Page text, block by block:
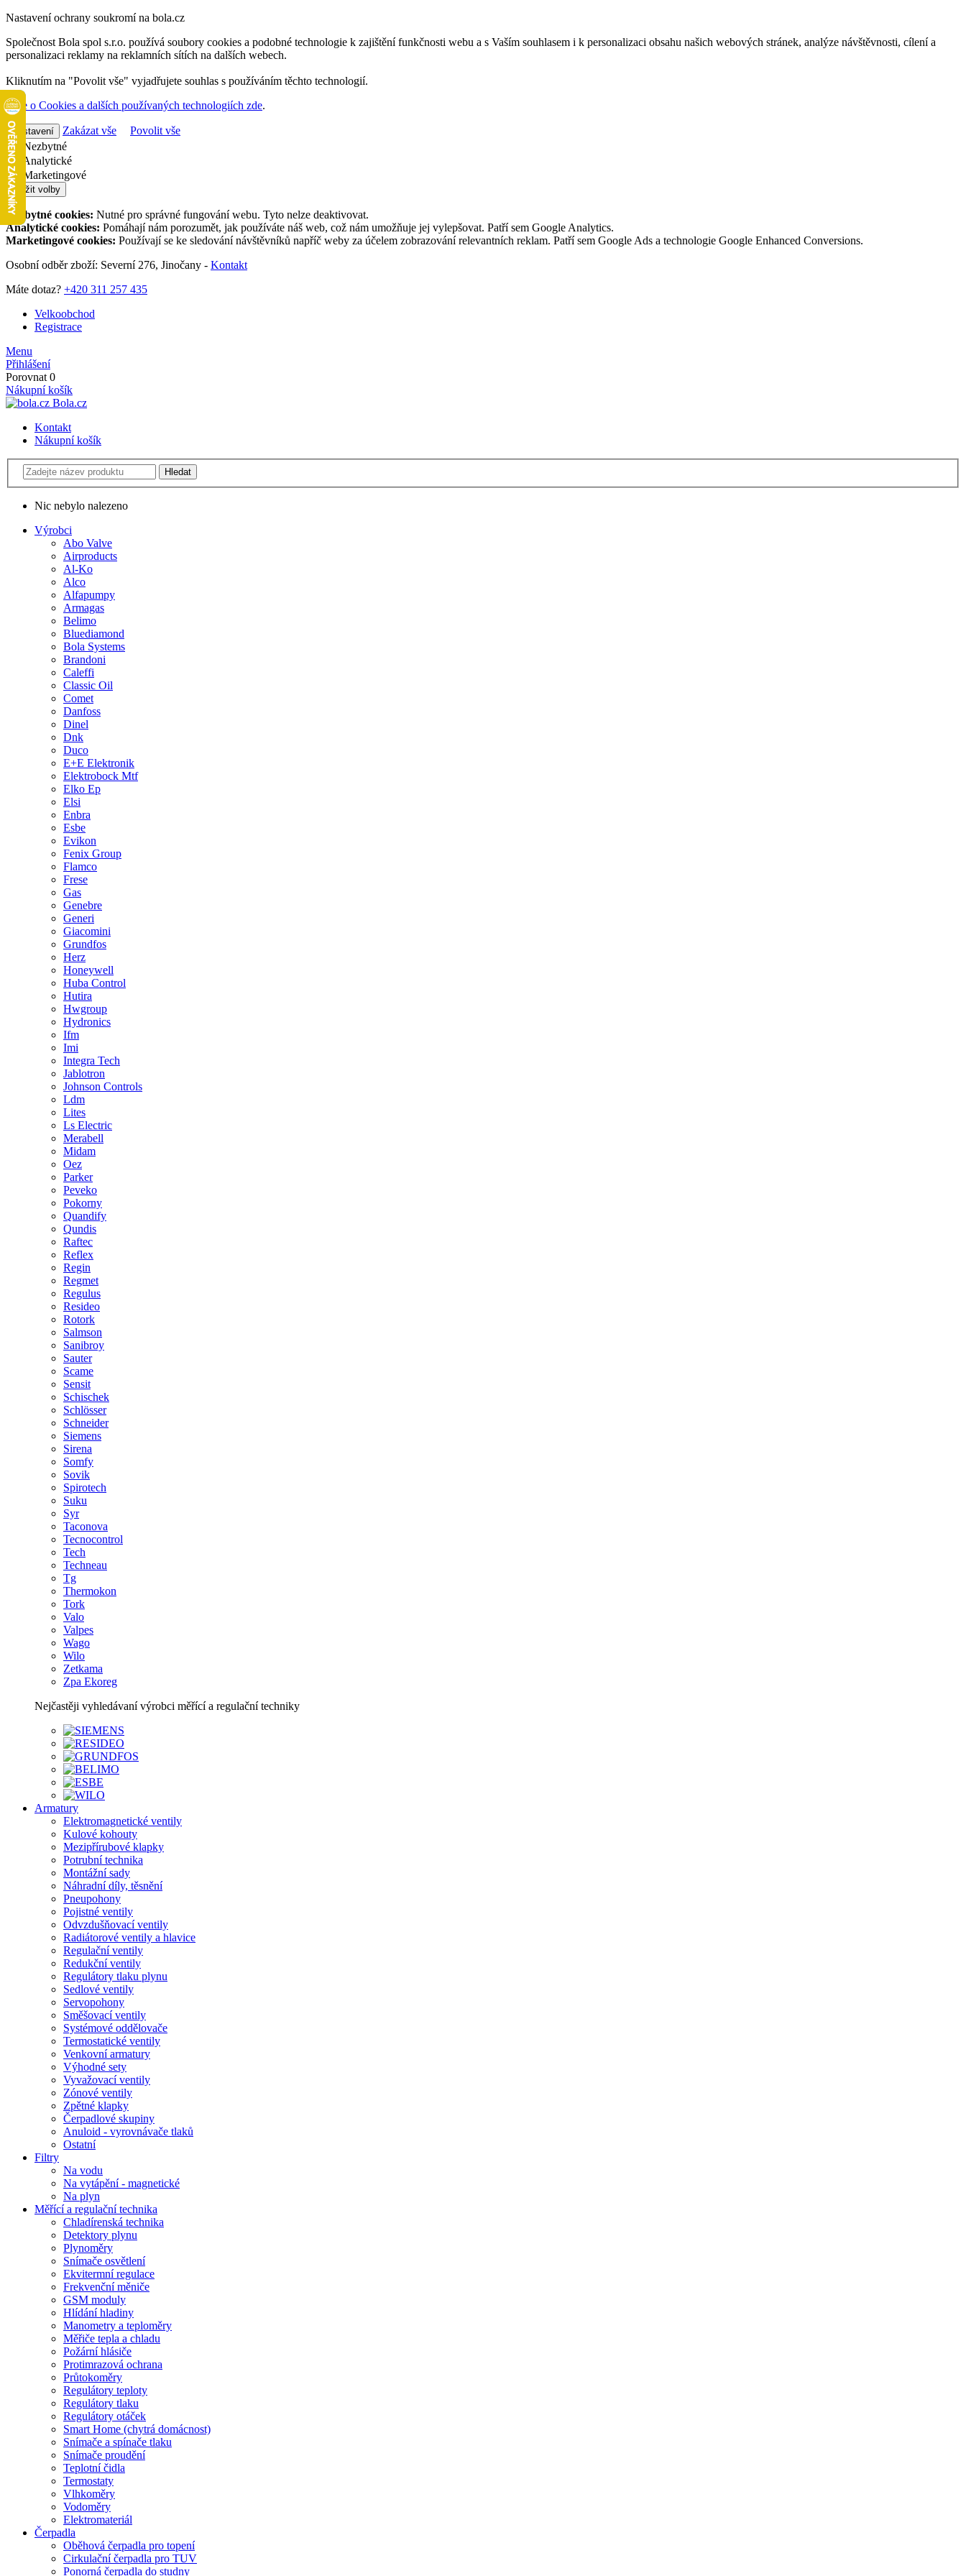
Nastavení ochrany soukromí na bola.cz
Společnost Bola spol s.r.o. používá soubory cookies a podobné technologie k zajištění funkčnosti webu a s Vaším souhlasem i k personalizaci obsahu našich webových stránek, analýze návštěvnosti, cílení a
personalizaci reklamy na reklamních sítích na dalších webech.
Kliknutím na "Povolit vše" vyjadřujete souhlas s používáním těchto technologií.
Více o Cookies a dalších používaných technologiích zde.
Nastavení Zakázat vše
Povolit vše
Nezbytné
Analytické
Marketingové
Uložit volby
Nezbytné cookies: Nutné pro správné fungování webu. Tyto nelze deaktivovat.
Analytické cookies: Pomáhají nám porozumět, jak používáte náš web, což nám umožňuje jej vylepšovat. Patří sem Google Analytics.
Marketingové cookies: Používají se ke sledování návštěvníků napříč weby za účelem zobrazování relevantních reklam. Patří sem Google Ads a technologie Google Enhanced Conversions.
Osobní odběr zboží: Severní 276, Jinočany - Kontakt
Máte dotaz? +420 311 257 435
Velkoobchod
Registrace
Menu
Přihlášení
Porovnat 0
Nákupní košík
Bola.cz
Kontakt
Nákupní košík
Nic nebylo nalezeno
Výrobci
Abo Valve
Airproducts
Al-Ko
Alco
Alfapumpy
Armagas
Belimo
Bluediamond
Bola Systems
Brandoni
Caleffi
Classic Oil
Comet
Danfoss
Dinel
Dnk
Duco
E+E Elektronik
Elektrobock Mtf
Elko Ep
Elsi
Enbra
Esbe
Evikon
Fenix Group
Flamco
Frese
Gas
Genebre
Generi
Giacomini
Grundfos
Herz
Honeywell
Huba Control
Hutira
Hwgroup
Hydronics
Ifm
Imi
Integra Tech
Jablotron
Johnson Controls
Ldm
Lites
Ls Electric
Merabell
Midam
Oez
Parker
Peveko
Pokorny
Quandify
Qundis
Raftec
Reflex
Regin
Regmet
Regulus
Resideo
Rotork
Salmson
Sanibroy
Sauter
Scame
Sensit
Schischek
Schlösser
Schneider
Siemens
Sirena
Somfy
Sovik
Spirotech
Suku
Syr
Taconova
Tecnocontrol
Tech
Techneau
Tg
Thermokon
Tork
Valo
Valpes
Wago
Wilo
Zetkama
Zpa Ekoreg
Nejčastěji vyhledávaní výrobci měřící a regulační techniky
Armatury
Elektromagnetické ventily
Kulové kohouty
Mezipřírubové klapky
Potrubní technika
Montážní sady
Náhradní díly, těsnění
Pneupohony
Pojistné ventily
Odvzdušňovací ventily
Radiátorové ventily a hlavice
Regulační ventily
Redukční ventily
Regulátory tlaku plynu
Sedlové ventily
Servopohony
Směšovací ventily
Systémové oddělovače
Termostatické ventily
Venkovní armatury
Výhodné sety
Vyvažovací ventily
Zónové ventily
Zpětné klapky
Čerpadlové skupiny
Anuloid - vyrovnávače tlaků
Ostatní
Filtry
Na vodu
Na vytápění - magnetické
Na plyn
Měřící a regulační technika
Chladírenská technika
Detektory plynu
Plynoměry
Snímače osvětlení
Ekvitermní regulace
Frekvenční měniče
GSM moduly
Hlídání hladiny
Manometry a teploměry
Měřiče tepla a chladu
Požární hlásiče
Protimrazová ochrana
Průtokoměry
Regulátory teploty
Regulátory tlaku
Regulátory otáček
Smart Home (chytrá domácnost)
Snímače a spínače tlaku
Snímače proudění
Teplotní čidla
Termostaty
Vlhkoměry
Vodoměry
Elektromateriál
Čerpadla
Oběhová čerpadla pro topení
Cirkulační čerpadla pro TUV
Ponorná čerpadla do studny